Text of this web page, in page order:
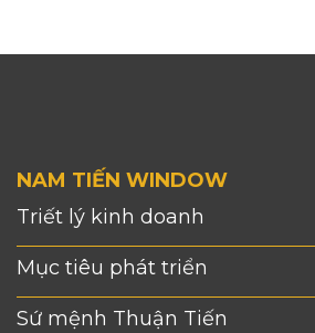
NAM TIẾN WINDOW
Triết lý kinh doanh
Mục tiêu phát triển
Sứ mệnh Thuận Tiến